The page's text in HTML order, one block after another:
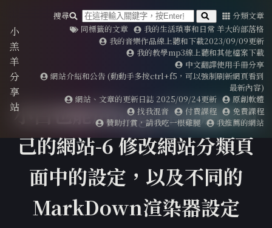
小
羔
羊
分
享
站
搜尋
分類文章
同標籤的文章
我的生活瑣事和日常 羊大的部落格
我的音樂作品線上聽和下載2023/09/09更新
我的教學mp3線上聽和其他檔案下載
中文翻譯使用手冊分享
網站介紹和公告 (動動手多按ctrl+f5，可以強制刷新網頁看到
最新內容)
網站、文章的更新日誌 2025/09/24更新
原創軟體
找我混音
付費課程
免費課程
贊助打賞，請我吃一根雞腿
我推薦的網站
小白也能用hugo架設屬於自
己的網站-6 修改網站分類頁
面中的設定，以及不同的
MarkDown渲染器設定